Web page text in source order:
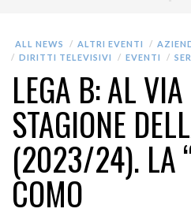
ALL NEWS ALTRI EVENTI
DIRITTI TELEVISIVI
EVENTI
LEGA B: AL
STAGIONE
(2023/24). LA
COMO